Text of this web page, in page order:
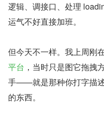
逻辑、调接口、处理
运气不好直接加班。
但今天不一样。我上周刚
平台 ，当时只是图它拖拽
手——就是那种你打字描
的东西。